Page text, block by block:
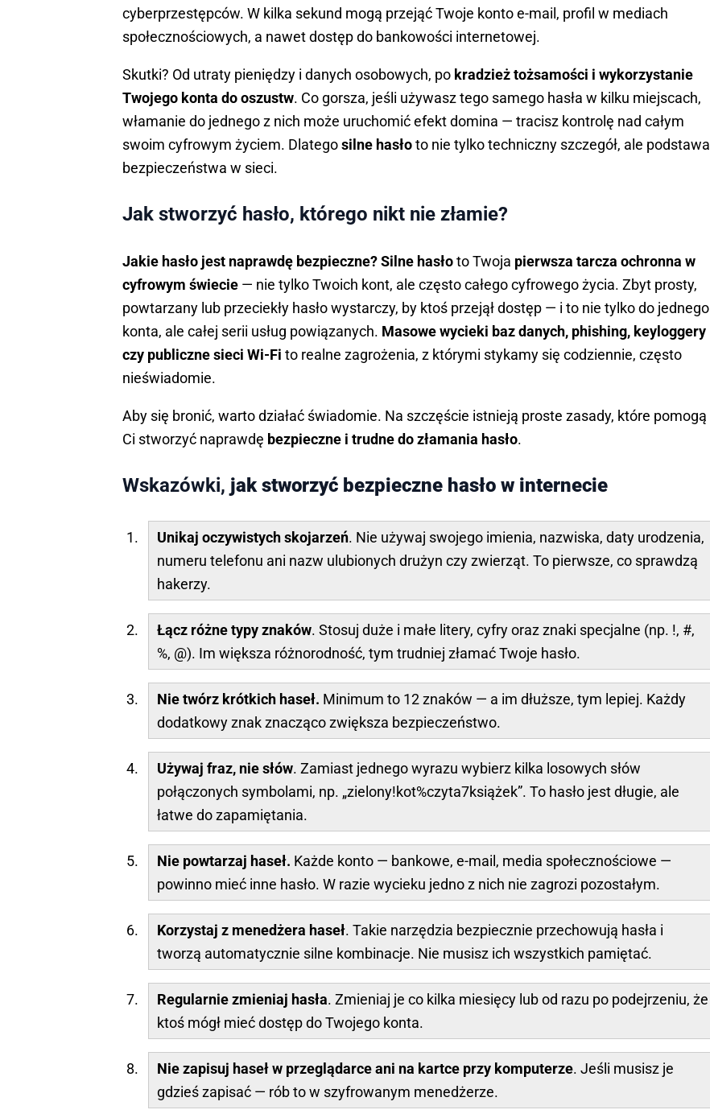
cyberprzestępców. W kilka sekund mogą przejąć Twoje konto e-mail, profil w mediach
społecznościowych, a nawet dostęp do bankowości internetowej.
Skutki? Od utraty pieniędzy i danych osobowych, po kradzież tożsamości i wykorzystanie
Twojego konta do oszustw. Co gorsza, jeśli używasz tego samego hasła w kilku miejscach,
włamanie do jednego z nich może uruchomić efekt domina — tracisz kontrolę nad całym
swoim cyfrowym życiem. Dlategosilne hasłoto nie tylko techniczny szczegół, ale podstawa
bezpieczeństwa w sieci.
Jak stworzyć hasło, którego nikt nie złamie?
Jakie hasło jest naprawdę bezpieczne? Silne hasłoto Twoja pierwsza tarcza ochronna w
cyfrowym świecie — nie tylko Twoich kont, ale często całego cyfrowego życia. Zbyt prosty,
powtarzany lub przeciekły hasło wystarczy, by ktoś przejął dostęp — i to nie tylko do jednego
konta, ale całej serii usług powiązanych. Masowe wycieki baz danych, phishing, keyloggery
czy publiczne sieci Wi-Fi to realne zagrożenia, z którymi stykamy się codziennie, często
nieświadomie.
Aby się bronić, warto działać świadomie. Na szczęście istnieją proste zasady, które pomogą
Ci stworzyć naprawdę bezpieczne i trudne do złamania hasło.
Wskazówki, jak stworzyć bezpieczne hasło w internecie
Unikaj oczywistych skojarzeń. Nie używaj swojego imienia, nazwiska, daty urodzenia,
numeru telefonu ani nazw ulubionych drużyn czy zwierząt. To pierwsze, co sprawdzą
hakerzy.
Łącz różne typy znaków. Stosuj duże i małe litery, cyfry oraz znaki specjalne (np. !, #,
%, @). Im większa różnorodność, tym trudniej złamać Twoje hasło.
Nie twórz krótkich haseł. Minimum to 12 znaków — a im dłuższe, tym lepiej. Każdy
dodatkowy znak znacząco zwiększa bezpieczeństwo.
Używaj fraz, nie słów. Zamiast jednego wyrazu wybierz kilka losowych słów
połączonych symbolami, np. „zielony!kot%czyta7książek”. To hasło jest długie, ale
łatwe do zapamiętania.
Nie powtarzaj haseł. Każde konto — bankowe, e-mail, media społecznościowe —
powinno mieć inne hasło. W razie wycieku jedno z nich nie zagrozi pozostałym.
Korzystaj z menedżera haseł. Takie narzędzia bezpiecznie przechowują hasła i
tworzą automatycznie silne kombinacje. Nie musisz ich wszystkich pamiętać.
Regularnie zmieniaj hasła. Zmieniaj je co kilka miesięcy lub od razu po podejrzeniu, że
ktoś mógł mieć dostęp do Twojego konta.
Nie zapisuj haseł w przeglądarce ani na kartce przy komputerze. Jeśli musisz je
gdzieś zapisać — rób to w szyfrowanym menedżerze.